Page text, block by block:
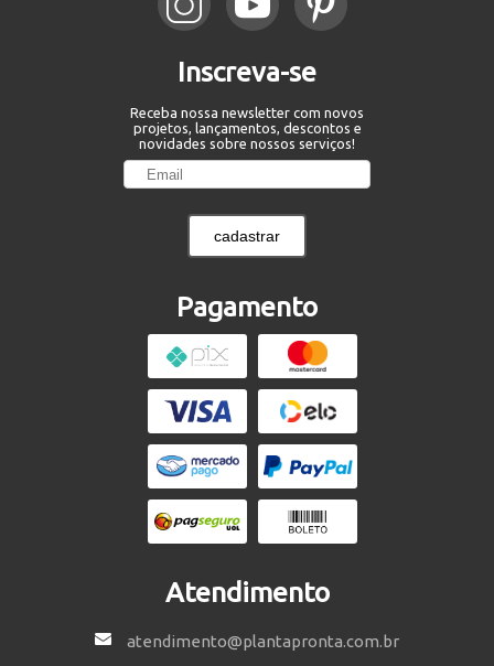
Inscreva-se
Receba nossa newsletter com novos
projetos, lançamentos, descontos e
novidades sobre nossos serviços!
cadastrar
Pagamento
Atendimento
atendimento@plantapronta.com.br